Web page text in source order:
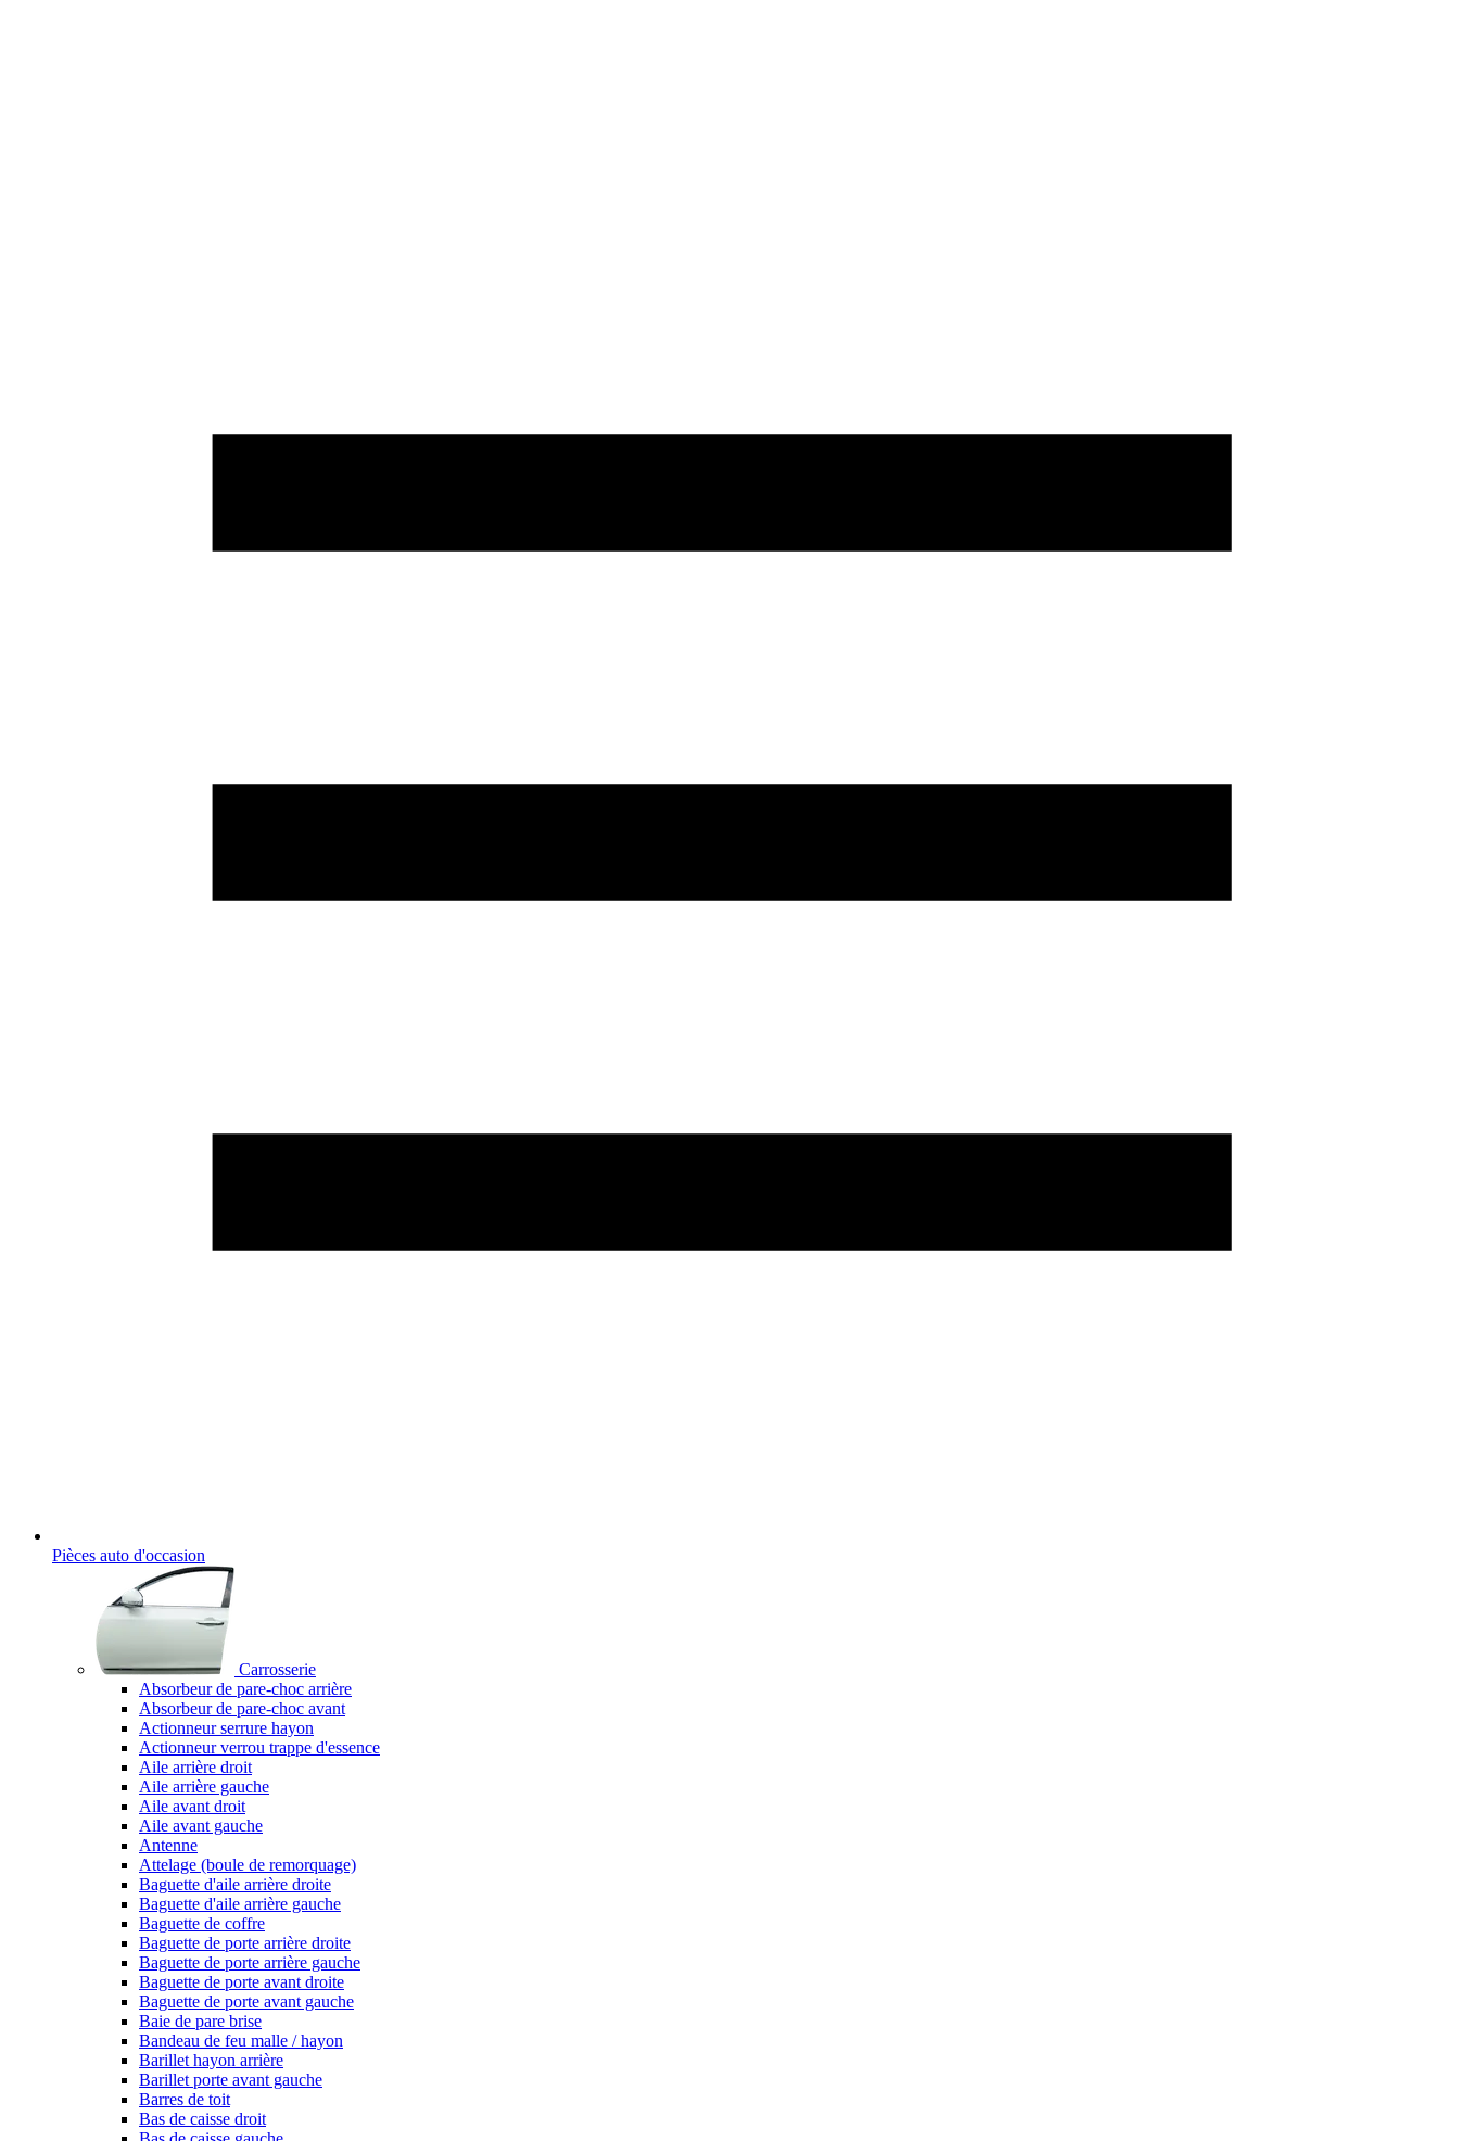
Pièces auto d'occasion
Carrosserie
Absorbeur de pare-choc arrière
Absorbeur de pare-choc avant
Actionneur serrure hayon
Actionneur verrou trappe d'essence
Aile arrière droit
Aile arrière gauche
Aile avant droit
Aile avant gauche
Antenne
Attelage (boule de remorquage)
Baguette d'aile arrière droite
Baguette d'aile arrière gauche
Baguette de coffre
Baguette de porte arrière droite
Baguette de porte arrière gauche
Baguette de porte avant droite
Baguette de porte avant gauche
Baie de pare brise
Bandeau de feu malle / hayon
Barillet hayon arrière
Barillet porte avant gauche
Barres de toit
Bas de caisse droit